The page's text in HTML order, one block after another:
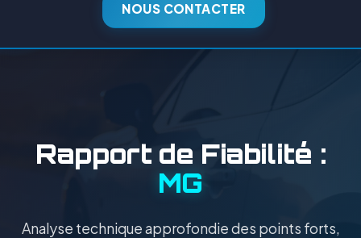
NOUS CONTACTER
Rapport de Fiabilité :
MG
Analyse technique approfondie des points forts,